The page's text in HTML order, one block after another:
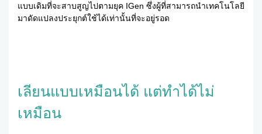
แบบเดิมที่จะสาบสูญไปตามยุค IGen ซึ่งผู้ที่สามารถนำเทคโนโลยี
มาดัดแปลงประยุกต์ใช้ได้เท่านั้นที่จะอยู่รอด
เลียนแบบเหมือนได้ แต่ทำได้ไม่
เหมือน